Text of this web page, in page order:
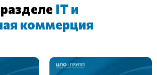
IT и
коммерция